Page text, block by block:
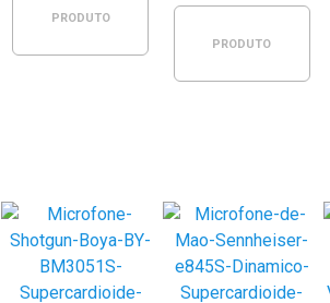
PRODUTO
PRODUTO